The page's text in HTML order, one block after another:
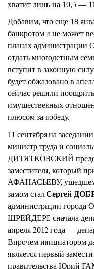
хватит лишь на 10,5 —
Добавим, что еще 18
банкротом и не может
планах администрации
отдать многодетным
вступит в законную
будет обжаловано в
сейчас решили
имущественных
плюсом за победу.
11 сентября на
министр труда и
ДИТЯТКОВСКИЙ
заместителя, который
АФАНАСЬЕВУ, ушедшему
замом стал Сергей
администрации города
ШРЕЙДЕРЕ сначала
апреля 2012 года —
Впрочем инициатором
является первый
правительства Юрий